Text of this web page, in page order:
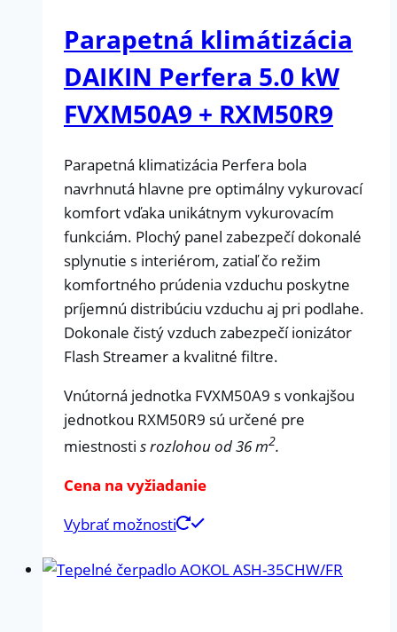
Parapetná klimátizácia
DAIKIN Perfera 5.0 kW
FVXM50A9 + RXM50R9
Parapetná klimatizácia Perfera bola
navrhnutá hlavne pre optimálny vykurovací
komfort vďaka unikátnym vykurovacím
funkciám. Plochý panel zabezpečí dokonalé
splynutie s interiérom, zatiaľ čo režim
komfortného prúdenia vzduchu poskytne
príjemnú distribúciu vzduchu aj pri podlahe.
Dokonale čistý vzduch zabezpečí ionizátor
Flash Streamer a kvalitné filtre.
Vnútorná jednotka FVXM50A9 s vonkajšou
jednotkou RXM50R9 sú určené pre
miestnosti s rozlohou od 36 m2.
Cena na vyžiadanie
Vybrať možnosti